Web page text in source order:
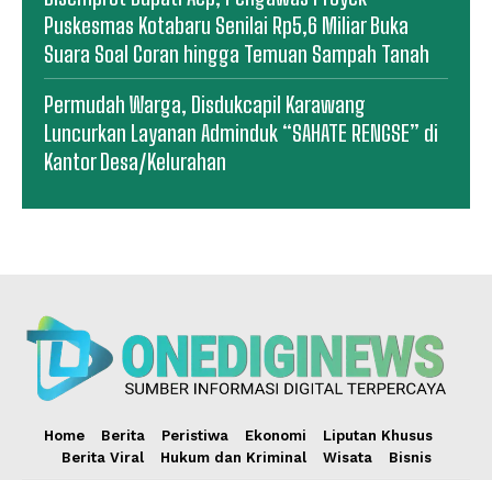
Puskesmas Kotabaru Senilai Rp5,6 Miliar Buka
Suara Soal Coran hingga Temuan Sampah Tanah
Permudah Warga, Disdukcapil Karawang
Luncurkan Layanan Adminduk “SAHATE RENGSE” di
Kantor Desa/Kelurahan
Home Berita Peristiwa Ekonomi
Liputan Khusus
Berita Viral
Hukum dan Kriminal Wisata Bisnis